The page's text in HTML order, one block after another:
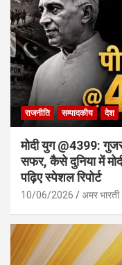
राजनीति सम्पादकीय देश
मोदी युग @4399:
सफर, कैसे दुनिया में
पढ़िए स्पेशल रिपोर्ट
10/06/2026 अमर भारती